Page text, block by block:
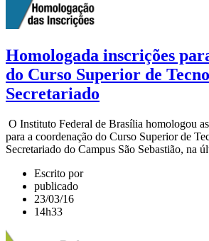
Homologada inscrições
do Curso Superior de
Secretariado
O Instituto Federal de Brasília homologou
para a coordenação do Curso Superior de
Secretariado do Campus São Sebastião, na
Escrito por
publicado
23/03/16
14h33